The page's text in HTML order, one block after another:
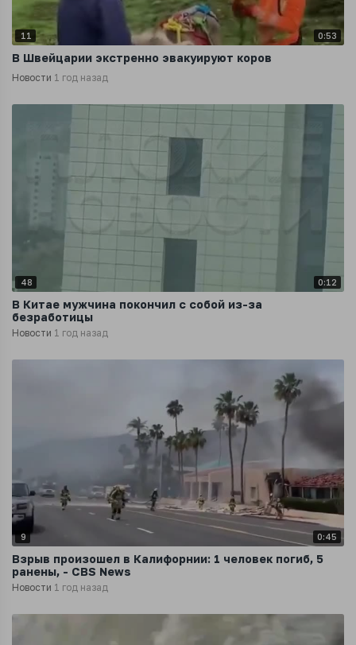
11 0:53
В Швейцарии экстренно эвакуируют коров
Новости 1 год назад
48 0:12
В Китае мужчина покончил с собой из-за
безработицы
Новости 1 год назад
9 0:45
Взрыв произошел в Калифорнии: 1 человек погиб, 5
ранены, - CBS News
Новости 1 год назад